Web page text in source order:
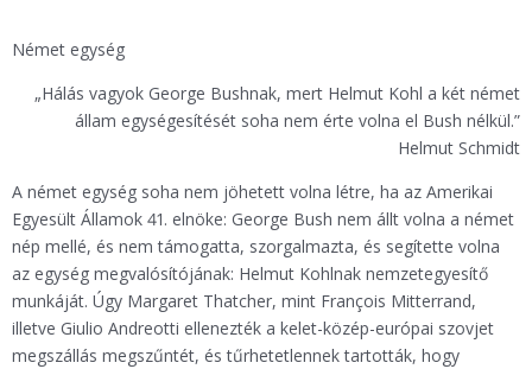
Német egység
„Hálás vagyok George Bushnak, mert Helmut Kohl a két német
állam egységesítését soha nem érte volna el Bush nélkül.”
Helmut Schmidt
A német egység soha nem jöhetett volna létre, ha az Amerikai
Egyesült Államok 41. elnöke: George Bush nem állt volna a német
nép mellé, és nem támogatta, szorgalmazta, és segítette volna
az egység megvalósítójának: Helmut Kohlnak nemzetegyesítő
munkáját. Úgy Margaret Thatcher, mint François Mitterrand,
illetve Giulio Andreotti ellenezték a kelet-közép-európai szovjet
megszállás megszűntét, és tűrhetetlennek tartották, hogy